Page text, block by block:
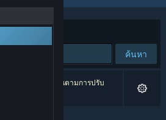
ค้นหา
ตภัณฑ์ได้ถูกละเว้นตามการปรับ